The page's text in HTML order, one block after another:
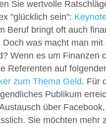
Sie wertvolle
"glücklich sein":
Beruf bringt oft auch
Doch was macht man mit
Wenn es um Finanzen
Referenten auf
zum Thema Geld. Für
Publikum
über
Sie möchten mehr